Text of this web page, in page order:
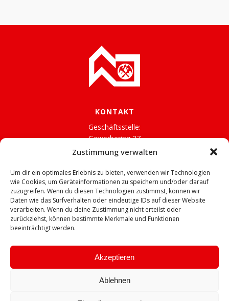
Zustimmung verwalten
Um dir ein optimales Erlebnis zu bieten, verwenden wir Technologien
wie Cookies, um Geräteinformationen zu speichern und/oder darauf
zuzugreifen. Wenn du diesen Technologien zustimmst, können wir
Daten wie das Surfverhalten oder eindeutige IDs auf dieser Website
verarbeiten. Wenn du deine Zustimmung nicht erteilst oder
zurückziehst, können bestimmte Merkmale und Funktionen
beeinträchtigt werden.
Akzeptieren
Ablehnen
KONTAKT
Geschäftsstelle:
Gewerbering 27
06667 Weißenfels OT Langendorf
Fax: 03443 23 78 36
E-Mail: dachdeckerinnung-sas@t-online.de
DATENSCHUTZ
DATENSCHUTZBEAUFTRAGTER